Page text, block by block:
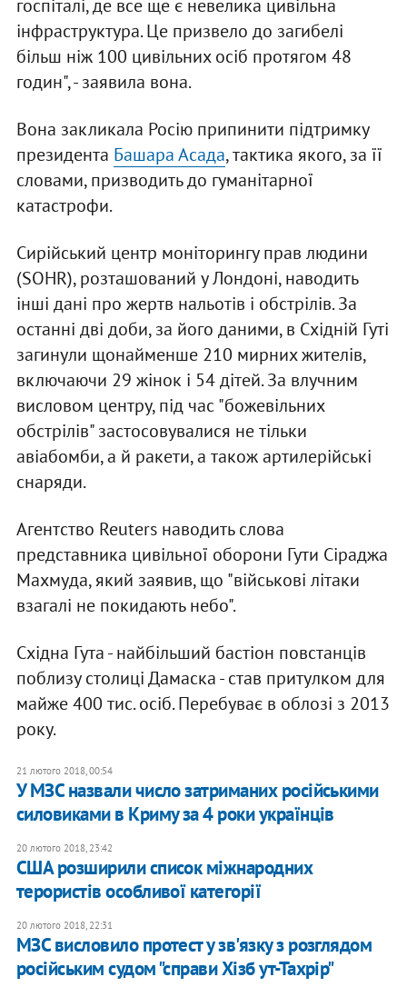
госпіталі, де все ще є невелика цивільна
інфраструктура. Це призвело до загибелі
більш ніж 100 цивільних осіб протягом 48
годин", - заявила вона.
Вона закликала Росію припинити підтримку
президента Башара Асада, тактика якого, за її
словами, призводить до гуманітарної
катастрофи.
Сирійський центр моніторингу прав людини
(SOHR), розташований у Лондоні, наводить
інші дані про жертв нальотів і обстрілів. За
останні дві доби, за його даними, в Східній Гуті
загинули щонайменше 210 мирних жителів,
включаючи 29 жінок і 54 дітей. За влучним
висловом центру, під час "божевільних
обстрілів" застосовувалися не тільки
авіабомби, а й ракети, а також артилерійські
снаряди.
Агентство Reuters наводить слова
представника цивільної оборони Гути Сіраджа
Махмуда, який заявив, що "військові літаки
взагалі не покидають небо".
Східна Гута - найбільший бастіон повстанців
поблизу столиці Дамаска - став притулком для
майже 400 тис. осіб. Перебуває в облозі з 2013
року.
21 лютого 2018, 00:54
У МЗС назвали число затриманих російськими
силовиками в Криму за 4 роки українців
20 лютого 2018, 23:42
США розширили список міжнародних
терористів особливої категорії
20 лютого 2018, 22:31
МЗС висловило протест у зв'язку з розглядом
російським судом "справи Хізб ут-Тахрір"